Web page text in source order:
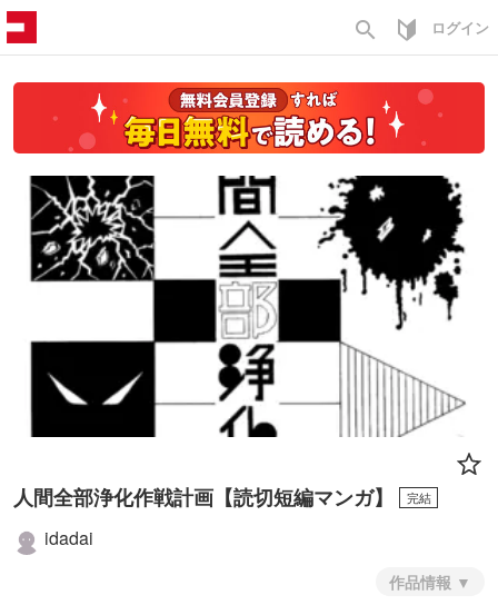
search ログイン
人間全部浄化作戦計画【読切短編マンガ】 完結
idadai
作品情報